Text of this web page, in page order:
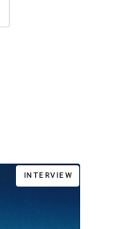
INTERVIEW